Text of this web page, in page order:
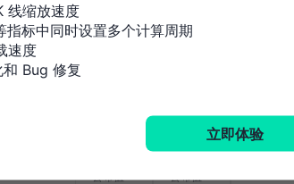
加拿大
Ivey
公布值
加拿大
Ivey
公布值
四季
度)
线缩放速度
指标中同时设置多个计算周期
速度
Bug 修复
立即体验